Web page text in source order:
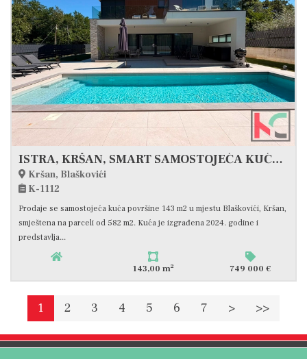
ISTRA, KRŠAN, SMART SAMOSTOJEĆA KUĆA SA BAZENOM #PRODAJA
Kršan, Blaškovići
K-1112
Prodaje se samostojeća kuća površine 143 m2 u mjestu Blaškovići, Kršan,
smještena na parceli od 582 m2. Kuća je izgrađena 2024. godine i
predstavlja...
143,00 m2 749 000 €
1 2 3 4 5 6 7 > >>